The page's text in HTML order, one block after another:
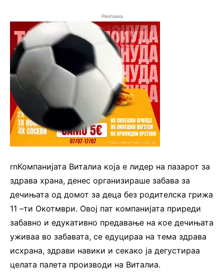
Реклама
rnКомпанијата Виталиа која е лидер на пазарот за
здрава храна, денес организираше забава за
дечињата од домот за деца без родителска грижа
11 –ти Окотмври. Овој пат компанијата приреди
забавно и едукативно предавање на кое дечињата
уживаа во забавата, се едуцираа на тема здрава
исхрана, здрави навики и секако ја дегустираа
целата палета производи на Виталиа.